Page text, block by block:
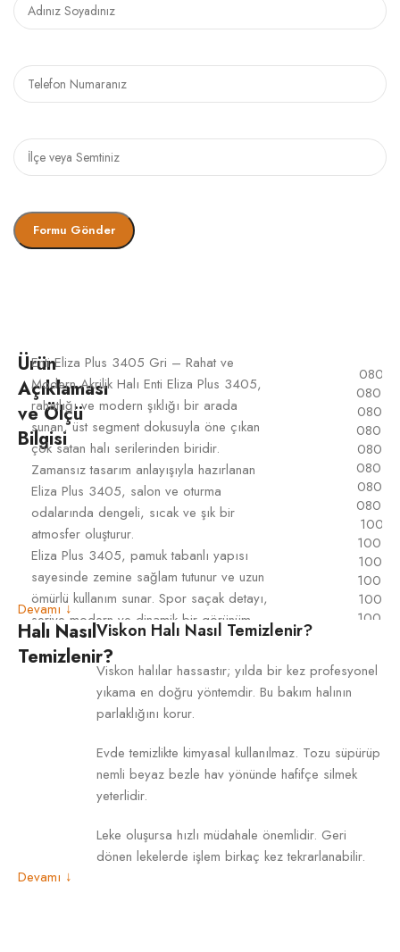
Ürün
Açıklaması
ve Ölçü
Bilgisi
Enti Eliza Plus 3405 Gri – Rahat ve
Modern Akrilik Halı Enti Eliza Plus 3405,
rahatlığı ve modern şıklığı bir arada
sunan, üst segment dokusuyla öne çıkan
çok satan halı serilerinden biridir.
Zamansız tasarım anlayışıyla hazırlanan
Eliza Plus 3405, salon ve oturma
odalarında dengeli, sıcak ve şık bir
atmosfer oluşturur.
Eliza Plus 3405, pamuk tabanlı yapısı
sayesinde zemine sağlam tutunur ve uzun
ömürlü kullanım sunar. Spor saçak detayı,
seriye modern ve dinamik bir görünüm
kazandırırken, akrilik iplikten üretilmiş
dokusu yumuşak, tok ve kaliteli bir his
verir. 10 mm hav yüksekliği ile dolgun ve
konforlu bir kullanım sunan Eliza Plus
3405, güçlü ve premium bir duruş
sergiler. Eliza Plus 3405;Günlük kullanıma
uygun, kolay temizlenebilir ve formunu
uzun süre koruyan dokuması sayesinde
değil; koridor, antre ve mutfak gibi yoğun
kullanılan alanlarda da güvenle tercih
edilebilir. Birden fazla renk ve desen
ÜRÜN
Devamı ↓
Halı Nasıl
Temizlenir?
Viskon Halı Nasıl Temizlenir?
Viskon halılar hassastır; yılda bir kez profesyonel
yıkama en doğru yöntemdir. Bu bakım halının
parlaklığını korur.
Evde temizlikte kimyasal kullanılmaz. Tozu süpürüp
nemli beyaz bezle hav yönünde hafifçe silmek
yeterlidir.
Leke oluşursa hızlı müdahale önemlidir. Geri
dönen lekelerde işlem birkaç kez tekrarlanabilir.
Devamı ↓